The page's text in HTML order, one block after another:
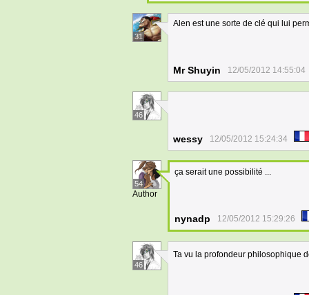
31
Alen est une sorte de clé qui lui
Mr Shuyin 12/05/2012 14:55:04
46
wessy 12/05/2012 15:24:34
54
Author
ça serait une possibilité ...
nynadp 12/05/2012 15:29:26
46
Ta vu la profondeur philosophique